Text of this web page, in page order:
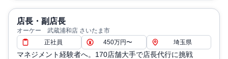
店長・副店長
オーケー 武蔵浦和店 さいたま市
正社員
450万円〜 埼玉県
マネジメント経験者へ。170店舗大手で店長代行に挑戦